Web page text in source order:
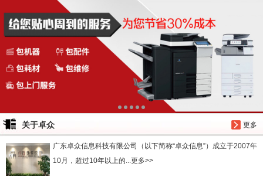
更多
关于卓众
广东卓众信息科技有限公司（以下简称“卓众信息”）成立于2007年
10月，超过10年以上的...更多>>